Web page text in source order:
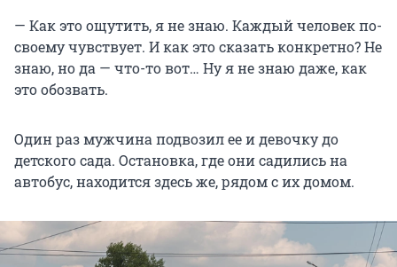
— Как это ощутить, я не знаю. Каждый человек по-
своему чувствует. И как это сказать конкретно? Не
знаю, но да — что-то вот… Ну я не знаю даже, как
это обозвать.
Один раз мужчина подвозил ее и девочку до
детского сада. Остановка, где они садились на
автобус, находится здесь же, рядом с их домом.